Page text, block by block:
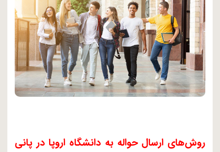
روش‌های ارسال حواله به دانشگاه اروپا در پانی